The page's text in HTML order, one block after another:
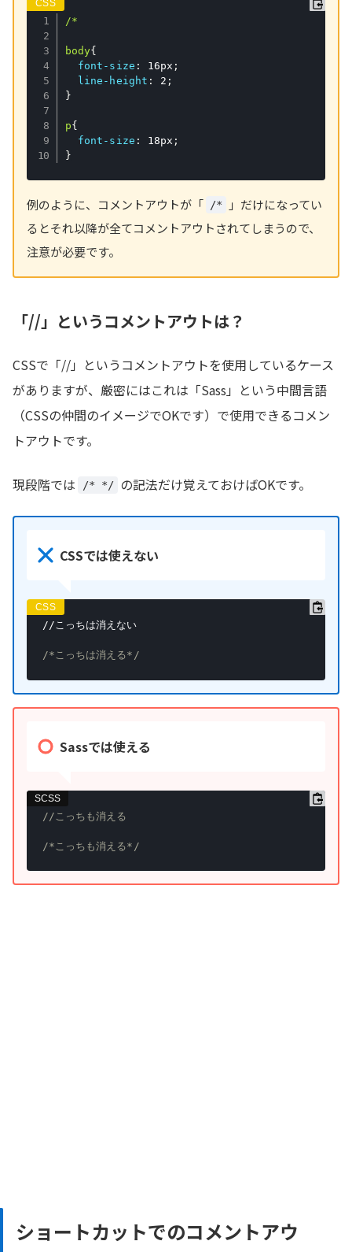
/*
body{
font-size : 16px ;
line-height : 2 ;
}
p{
font-size : 18px ;
}
例のように、コメントアウトが「 /*
」だけになってい
るとそれ以降が全てコメントアウトされてしまうので、
注意が必要です。
「//」というコメントアウトは？
CSSで「//」というコメントアウトを使用しているケース
がありますが、厳密にはこれは「Sass」という中間言語
（CSSの仲間のイメージでOKです）で使用できるコメン
トアウトです。
現段階では /* */ の記法だけ覚えておけばOKです。
CSSでは使えない
//こっちは消えない
/*こっちは消える*/
Sassでは使える
//こっちも消える
/*こっちも消える*/
ショートカットでのコメントアウ